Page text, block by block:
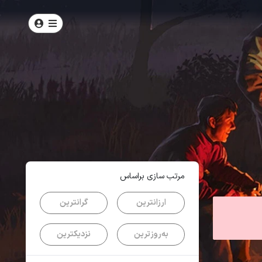
مرتب سازی براساس
ارزانترین گرانترین
به‌روزترین نزدیکترین